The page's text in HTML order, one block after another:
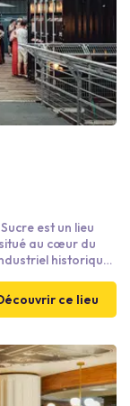
est un lieu
au cœur du
historique
également
ce lieu